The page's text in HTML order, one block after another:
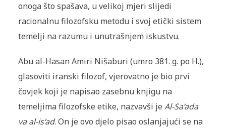
onoga što spašava, u velikoj mjeri slijedi
racionalnu filozofsku metodu i svoj etički sistem
temelji na razumu i unutrašnjem iskustvu.
Abu al-Hasan Amiri Nišaburi (umro 381. g. po H.),
glasoviti iranski filozof, vjerovatno je bio prvi
čovjek koji je napisao zasebnu knjigu na
temeljima filozofske etike, nazvavši je Al-Sa‘ada
va al-is‘ad. On je ovo djelo pisao oslanjajući se na